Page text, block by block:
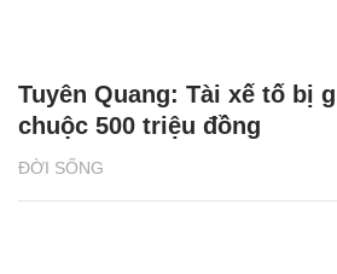
ĐỜI SỐNG
Tuyên Quang: Tài xế tố bị
chuộc 500 triệu đồng